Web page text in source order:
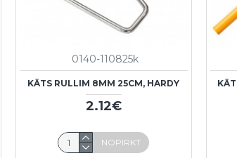
0140-110825k
KĀTS RULLIM 8MM 25CM, HARDY
2.12€
NOPIRKT